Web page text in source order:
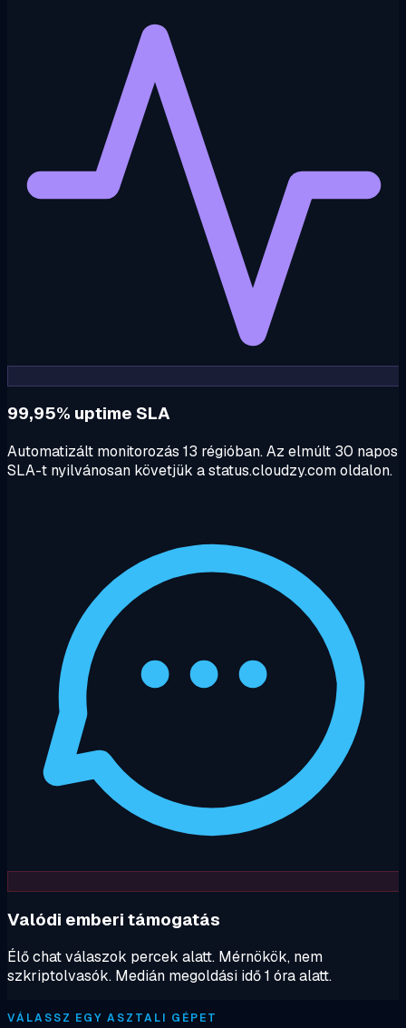
99,95% uptime SLA
Automatizált monitorozás 13 régióban. Az elmúlt 30 napos
SLA-t nyilvánosan követjük a status.cloudzy.com oldalon.
Valódi emberi támogatás
Élő chat válaszok percek alatt. Mérnökök, nem
szkriptolvasók. Medián megoldási idő 1 óra alatt.
VÁLASSZ EGY ASZTALI GÉPET